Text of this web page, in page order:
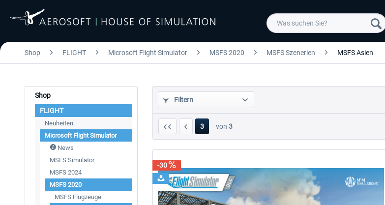
Shop FLIGHT Microsoft Flight Simulator MSFS 2020 MSFS Szenerien MSFS Asien
Shop
FLIGHT
Neuheiten
Microsoft Flight Simulator
News
MSFS Simulator
MSFS 2024
MSFS 2020
MSFS Flugzeuge
Filtern
3 von 3
-30